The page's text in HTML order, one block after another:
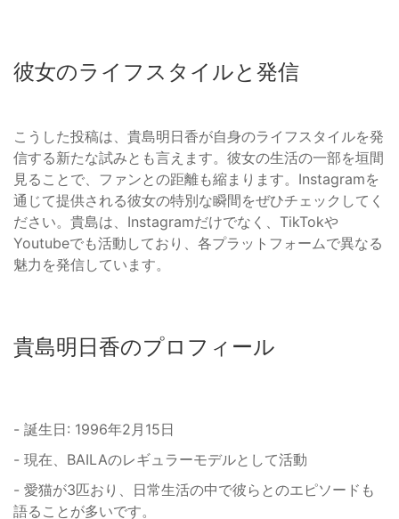
彼女のライフスタイルと発信
こうした投稿は、貴島明日香が自身のライフスタイルを発
信する新たな試みとも言えます。彼女の生活の一部を垣間
見ることで、ファンとの距離も縮まります。Instagramを
通じて提供される彼女の特別な瞬間をぜひチェックしてく
ださい。貴島は、Instagramだけでなく、TikTokや
Youtubeでも活動しており、各プラットフォームで異なる
魅力を発信しています。
貴島明日香のプロフィール
- 誕生日: 1996年2月15日
- 現在、BAILAのレギュラーモデルとして活動
- 愛猫が3匹おり、日常生活の中で彼らとのエピソードも
語ることが多いです。